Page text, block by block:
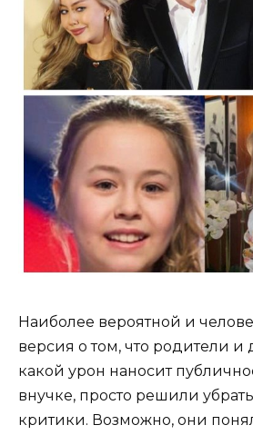
Наиболее вероятной и
версия о том, что родители
какой урон наносит
внучке, просто решили
критики. Возможно, они